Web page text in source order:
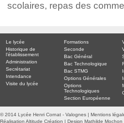
scolaires, repas des
Le lycée
Historique de
l’établissement
Administration
Secrétariat
Intendance
Visite du lycée
Formations
Seconde
Bac Général
Bac Technologique
Bac STMG
Options Générales
Options
Technologiques
Section Européenne
© 2014 Lycée Henri Cornat - Valognes | Mentions
Réalisation Altitude Création | Design Mathilde Mochon